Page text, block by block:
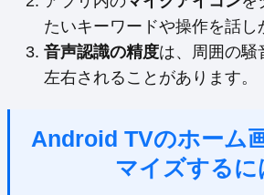
たいキーワードや操作を話し
音声認識の精度は、周囲の騒
左右されることがあります。
Android TVのホーム
マイズするに